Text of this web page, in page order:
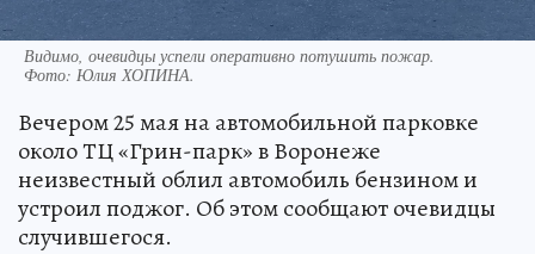
Видимо, очевидцы успели оперативно потушить пожар.
Фото: Юлия ХОПИНА.
Вечером 25 мая на автомобильной парковке
около ТЦ «Грин-парк» в Воронеже
неизвестный облил автомобиль бензином и
устроил поджог. Об этом сообщают очевидцы
случившегося.